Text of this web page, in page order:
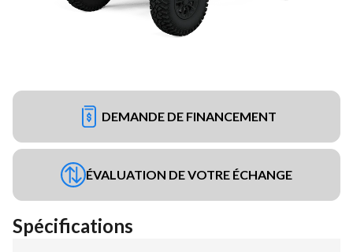
DEMANDE DE FINANCEMENT
ÉVALUATION DE VOTRE ÉCHANGE
Spécifications